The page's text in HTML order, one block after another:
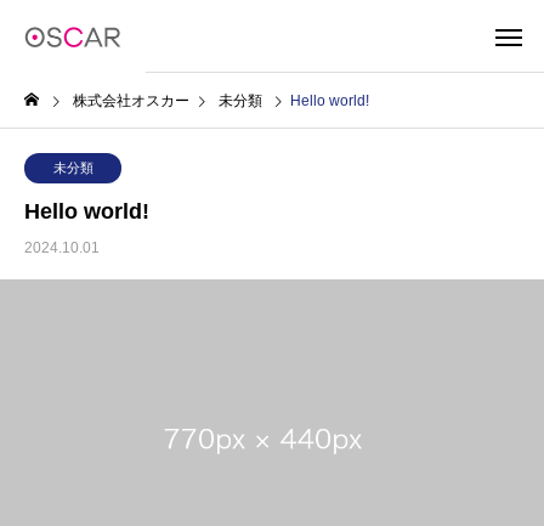
株式会社オスカー 未分類 Hello world!
未分類
Hello world!
2024.10.01